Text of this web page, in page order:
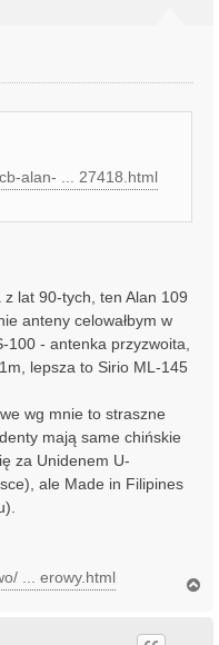
alan- ... 27418.html
lat 90-tych, ten Alan 109
anteny celowałbym w
100 - antenka przyzwoita,
lepsza to Sirio ML-145
wg mnie to straszne
mają same chińskie
za Unidenem U-
ale Made in Filipines
... erowy.html